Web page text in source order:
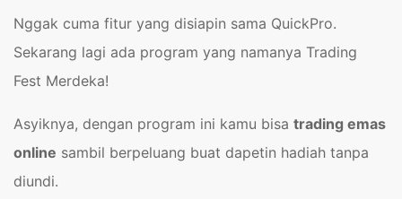
Nggak cuma fitur yang disiapin sama QuickPro.
Sekarang lagi ada program yang namanya Trading
Fest Merdeka!
Asyiknya, dengan program ini kamu bisa trading emas
online sambil berpeluang buat dapetin hadiah tanpa
diundi.